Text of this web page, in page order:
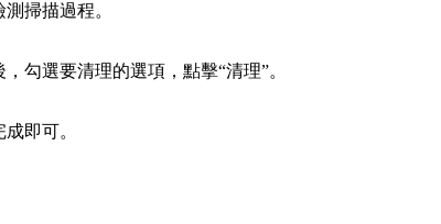
掃描過程。
勾選要清理的選項，點擊“清理”。
即可。